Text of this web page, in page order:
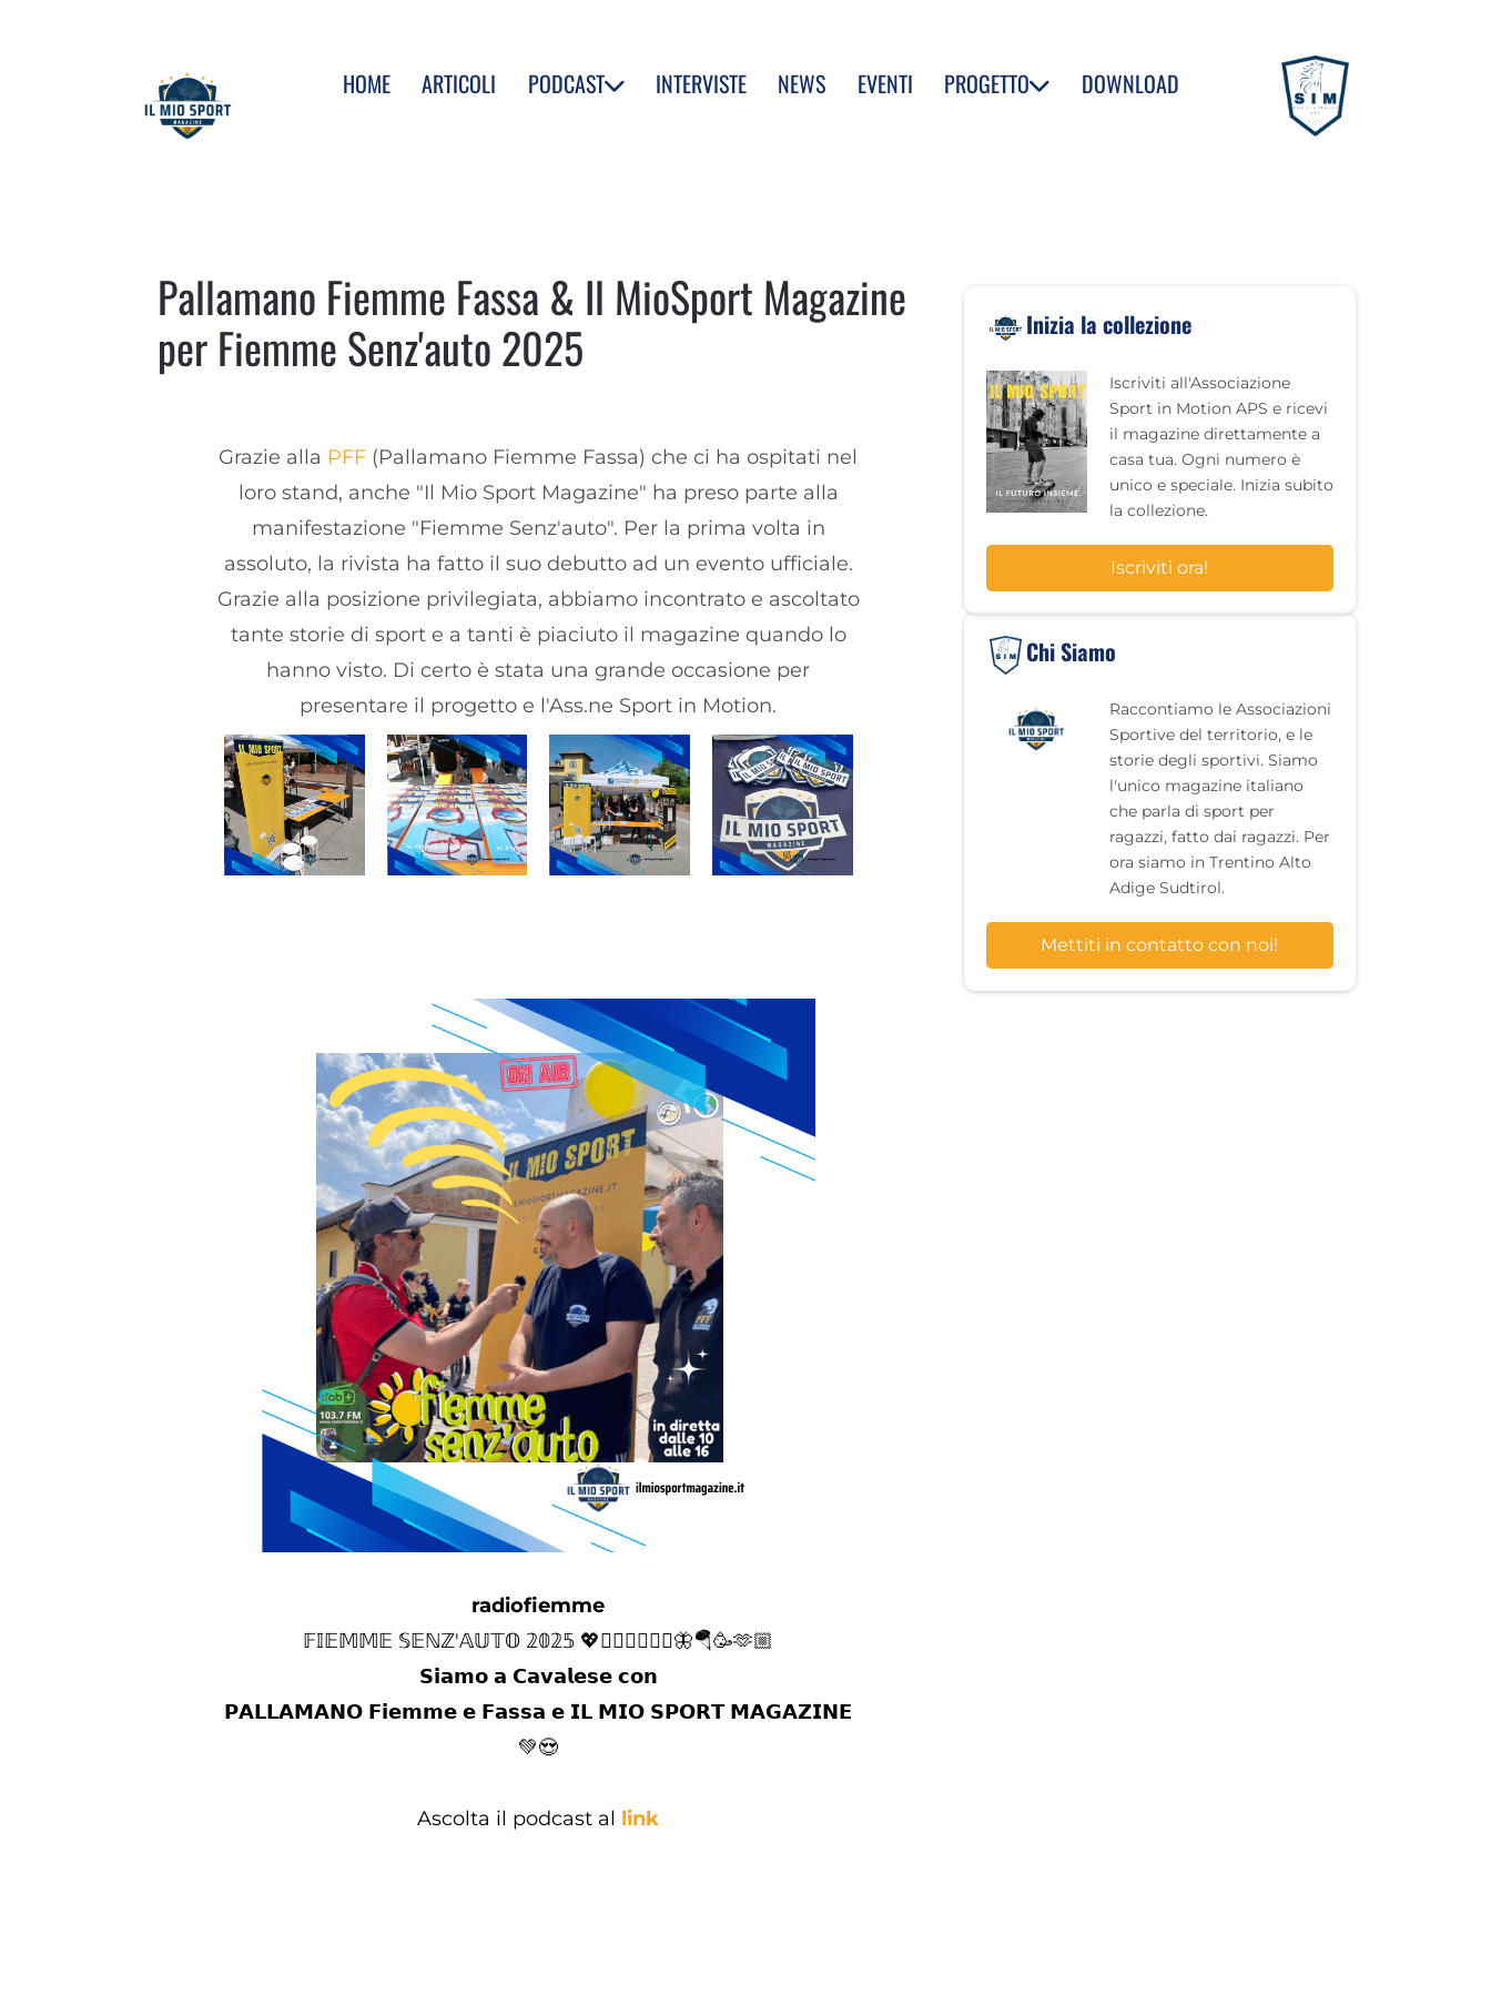
HOME ARTICOLI PODCAST INTERVISTE NEWS EVENTI PROGETTO DOWNLOAD
Pallamano Fiemme Fassa & Il MioSport Magazine
per Fiemme Senz'auto 2025
Grazie alla PFF (Pallamano Fiemme Fassa) che ci ha ospitati nel
loro stand, anche "Il Mio Sport Magazine" ha preso parte alla
manifestazione "Fiemme Senz'auto". Per la prima volta in
assoluto, la rivista ha fatto il suo debutto ad un evento ufficiale.
Grazie alla posizione privilegiata, abbiamo incontrato e ascoltato
tante storie di sport e a tanti è piaciuto il magazine quando lo
hanno visto. Di certo è stata una grande occasione per
presentare il progetto e l'Ass.ne Sport in Motion.
radiofiemme
𝔽𝕀𝔼𝕄𝕄𝔼 𝕊𝔼ℕℤ'𝔸𝕌𝕋𝕆 𝟚𝟘𝟚𝟝 💖🚴🏻‍♀️🚴🏽‍♂️🦋🪂🥳🫶🏼
𝗦𝗶𝗮𝗺𝗼 𝗮 𝗖𝗮𝘃𝗮𝗹𝗲𝘀𝗲 𝗰𝗼𝗻
𝗣𝗔𝗟𝗟𝗔𝗠𝗔𝗡𝗢 𝗙𝗶𝗲𝗺𝗺𝗲 𝗲 𝗙𝗮𝘀𝘀𝗮 𝗲 𝗜𝗟 𝗠𝗜𝗢 𝗦𝗣𝗢𝗥𝗧 𝗠𝗔𝗚𝗔𝗭𝗜𝗡𝗘
💚😍
Ascolta il podcast al link
Inizia la collezione
Iscriviti all'Associazione
Sport in Motion APS e ricevi
il magazine direttamente a
casa tua. Ogni numero è
unico e speciale. Inizia subito
la collezione.
Iscriviti ora!
Chi Siamo
Raccontiamo le Associazioni
Sportive del territorio, e le
storie degli sportivi. Siamo
l'unico magazine italiano
che parla di sport per
ragazzi, fatto dai ragazzi. Per
ora siamo in Trentino Alto
Adige Sudtirol.
Mettiti in contatto con noi!